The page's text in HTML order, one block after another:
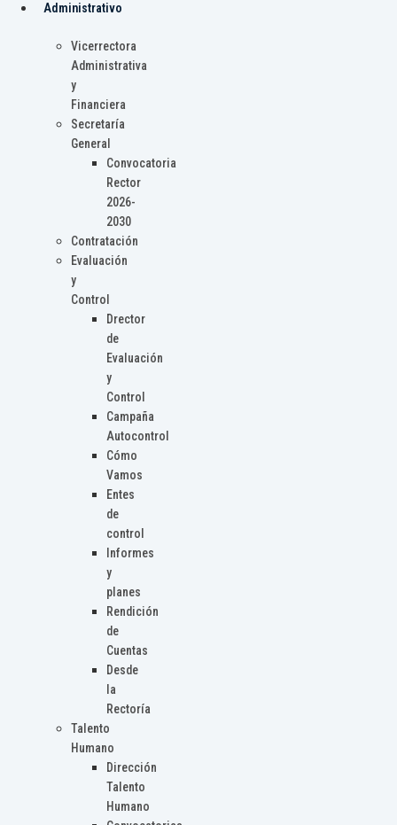
Administrativo
Vicerrectora
Administrativa
y
Financiera
Secretaría
General
Convocatoria
Rector
2026-
2030
Contratación
Evaluación
y
Control
Drector
de
Evaluación
y
Control
Campaña
Autocontrol
Cómo
Vamos
Entes
de
control
Informes
y
planes
Rendición
de
Cuentas
Desde
la
Rectoría
Talento
Humano
Dirección
Talento
Humano